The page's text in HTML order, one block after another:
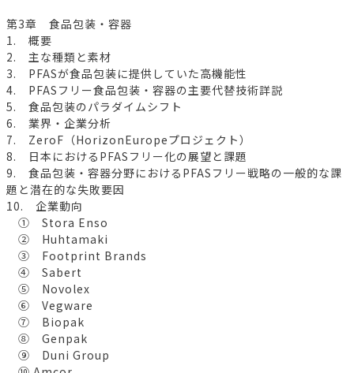
第3章 食品包装・容器
1. 概要
2. 主な種類と素材
3. PFASが食品包装に提供していた高機能性
4. PFASフリー食品包装・容器の主要代替技術詳説
5. 食品包装のパラダイムシフト
6. 業界・企業分析
7. ZeroF（HorizonEuropeプロジェクト）
8. 日本におけるPFASフリー化の展望と課題
9. 食品包装・容器分野におけるPFASフリー戦略の一般的な課
題と潜在的な失敗要因
10. 企業動向
① Stora Enso
② Huhtamaki
③ Footprint Brands
④ Sabert
⑤ Novolex
⑥ Vegware
⑦ Biopak
⑧ Genpak
⑨ Duni Group